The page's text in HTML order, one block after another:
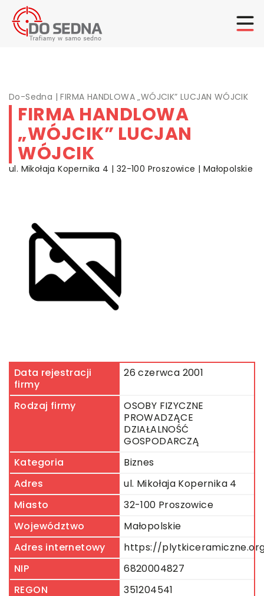
Do-Sedna |FIRMA HANDLOWA „WÓJCIK” LUCJAN WÓJCIK
FIRMA HANDLOWA
„WÓJCIK” LUCJAN
WÓJCIK
ul. Mikołaja Kopernika 4 | 32-100 Proszowice | Małopolskie
Data rejestracji
firmy
26 czerwca 2001
Rodzaj firmy
OSOBY FIZYCZNE
PROWADZĄCE
DZIAŁALNOŚĆ
GOSPODARCZĄ
Kategoria
Biznes
Adres
ul. Mikołaja Kopernika 4
Miasto
32-100 Proszowice
Województwo
Małopolskie
Adres internetowy
https://
NIP
6820004827
REGON
351204541